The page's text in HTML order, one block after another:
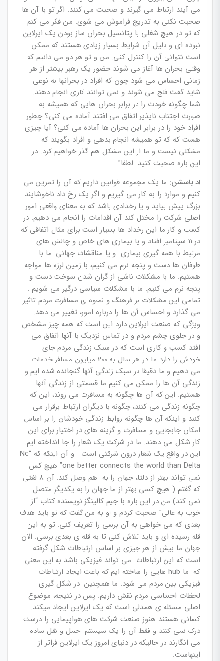
می آیند ارتباط می گیرند و صحبت می کنند. اگر تو با آن ها
صحبت نکنی به تدریج فراموش می شوی. من فکر می کنم
که تو در هیچ شغلی با پتانسیل بحران ساز بودن یک ایرلاین
نبوده ای و دلیل آن شرایط بسیار زیادی هستند که ممکن
است نتوانی آن را کنترل کنی. من و تو هر دو می دانیم که
وقتی بحران ها آغاز می شوند حضور یک رهبر بیشتر از هر
زمانی احساس می شود چون که افراد در بحرانها به نوعی
شاید گفت فلج می شوند و نمی توانند کاری انجام دهند.
شما چگونه خودت را در برابر بحران هایی که همیشه به
صورت اجتناب ناپذیر اتفاق می افتند آماده می کنی؟ چطور
افراد خود را در برابر این بحران ها آماده می کنی؟ آیا چیزی
هست که که تو همیشه انجام بدهی و افراد بگویند که
مشکلی نیست و ما از این مشکل هم گذر خواهیم کرد. در
این باره صحبت کنید لطفا”
اد باسشن: ما یک مجموعه قوانین داریم که آن را تمرین می
کنیم و موارد را به کار می گیریم و اگر یک رخ داد ناخوشایند
بزرگ پیش بیاید و یا رخدادی باشد که به معنای واقعی امور
اصلی شرکت را مختل کند آن اقدامات را انجام می دهیم. در
کسب و کار ما این رخداد ها بسیار است برای مثال اتفاقی که
در 11 سپتامبر افتاد و یا بیماری های خاص و چالش های
مرتبط با همه گیری بیماری و یا مناقشات جهانی. ما با
طوفان ها دست و پنجه نرم می کنیم، با زمین لرزه ها مواجه
هستیم. ما با مشکلات ناشی از گران شدن سوخت دست و
پنجه نرم می کنیم. ما با مشکلات سیاسی درگیر می شویم .
تمامی این مشکلات بر فرهنگ و نحوه ی مسافرت مردم تاثیر
می گذارد و احساس آن ها را درباره امور، تغییر می دهد.
ویژگی که صنعت ایرلاین دارد این است که همه چیز مشخص
و در جلوی چشم مردم و در تماس نزدیک با آنها اتفاق می
افتد کسب و کاری است که در سبک زندگی مردم جای
خودش را دارد ما در هر سال به 200 میلیون مسافر خدمات
می دهیم و ما دقیقا در سبک زندگی آنها گنجانده شده ایم و
زندگی آن ها را ممکن می کنیم ما قسمتی از زندگی آنها
هستیم. این که آن ها چگونه به مسافرت می روند، این که
چگونه زندگی می کنند، چگونه با دیگران ارتباط برقرار می
کنند و اینکه آن ها چگونه روابط زندگی خودشان را بر اساس
امکان جابجایی و مسافرت و گزینه های در اختیار برای این
کار شکل می دهند. ما در شرکت یک شعار را جا انداخته ایم.
این در واقع یک شعار درون شرکتی است و آن اینکه که “No
one better connects the world than Delta” هیچ کس
نمی تواند بهتر از دلتا، جهان را به هم وصل کند. آن 8 لغتی
که گفتم ( هیچ کسی بهتر از ما جهان را به یکدیگر متصل
نمی کند) من در این باره با جیم کالینگز نویسنده کتاب “از
خوب به عالی” صحبت کردم و او به من گفت که تو باید هدف
بعدی که می خواهی به آن برسی را تعریف کنی. تو به این
قله رسیده ای و باید تلاش کنی تا به قله ی بعدی برسی. الان
جهان ما بیش از هر جیزی بر اساس ارتباطات شکل گرفته
است که این ارتباطات می تواند فیزیکی باشد به این معنی
که ما hub هایی را ساخته ایم که باعث ایجاد ارتباطات
فیزیکی بین مردم می شود. ما همچنین در شکل گیری
لحظات احساسی مردم نقش داریم. پس در نتیجه، موضوع
اصلی مسئله ی همدلی است که یک ایرلاین ایجاد میکند.
کسانی هستند هنوز صنعت شرکت های هواپیمایی را درست
درک نمی کنند و فقط آن را یک سیستم حمل و نقل ساده
می انگارند در حالیکه در دنیای امروز یک ایرلاین فراتر از
اینهاست.